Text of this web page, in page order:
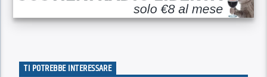
TI POTREBBE INTERESSARE